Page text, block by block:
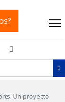
Un proyecto